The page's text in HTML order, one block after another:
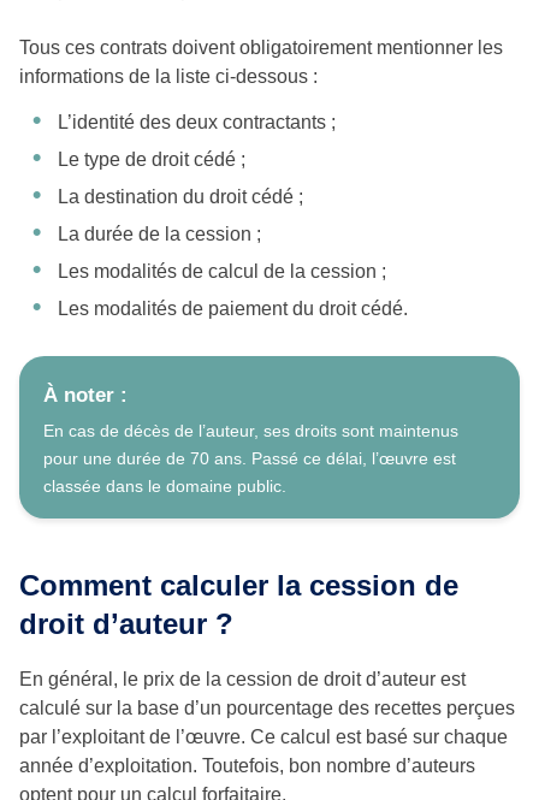
Tous ces contrats doivent obligatoirement mentionner les
informations de la liste ci-dessous :
L’identité des deux contractants ;
Le type de droit cédé ;
La destination du droit cédé ;
La durée de la cession ;
Les modalités de calcul de la cession ;
Les modalités de paiement du droit cédé.
À noter :
En cas de décès de l’auteur, ses droits sont maintenus
pour une durée de 70 ans. Passé ce délai, l’œuvre est
classée dans le domaine public.
Comment calculer la cession de
droit d’auteur ?
En général, le prix de la cession de droit d’auteur est
calculé sur la base d’un pourcentage des recettes perçues
par l’exploitant de l’œuvre. Ce calcul est basé sur chaque
année d’exploitation. Toutefois, bon nombre d’auteurs
optent pour un calcul forfaitaire.